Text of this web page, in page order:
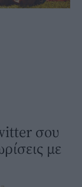
σου
με